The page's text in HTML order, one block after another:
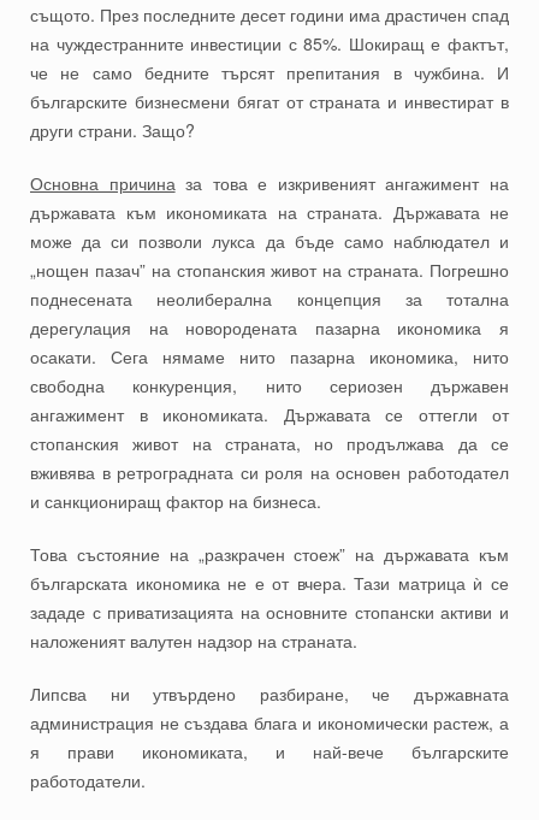
същото. През последните десет години има драстичен спад
на чуждестранните инвестиции с 85%. Шокиращ е фактът,
че не само бедните търсят препитания в чужбина. И
българските бизнесмени бягат от страната и инвестират в
други страни. Защо?
Основна причиназа това е изкривеният ангажимент на
държавата към икономиката на страната. Държавата не
може да си позволи лукса да бъде само наблюдател и
„нощен пазач” на стопанския живот на страната. Погрешно
поднесената неолиберална концепция за тотална
дерегулация на новородената пазарна икономика я
осакати. Сега нямаме нито пазарна икономика, нито
свободна конкуренция, нито сериозен държавен
ангажимент в икономиката. Държавата се оттегли от
стопанския живот на страната, но продължава да се
вживява в ретроградната си роля на основен работодател
и санкциониращ фактор на бизнеса.
Това състояние на „разкрачен стоеж” на държавата към
българската икономика не е от вчера. Тази матрица ѝ се
зададе с приватизацията на основните стопански активи и
наложеният валутен надзор на страната.
Липсва ни утвърдено разбиране, че държавната
администрация не създава блага и икономически растеж, а
я прави икономиката, и най-вече българските
работодатели.